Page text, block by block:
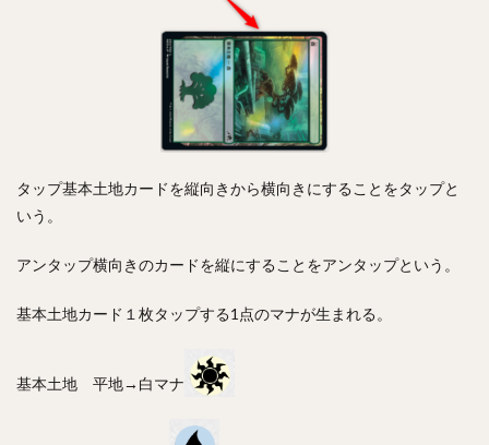
タップ基本土地カードを縦向きから横向きにすることをタップと
いう。
アンタップ横向きのカードを縦にすることをアンタップという。
基本土地カード１枚タップする1点のマナが生まれる。
基本土地 平地→白マナ